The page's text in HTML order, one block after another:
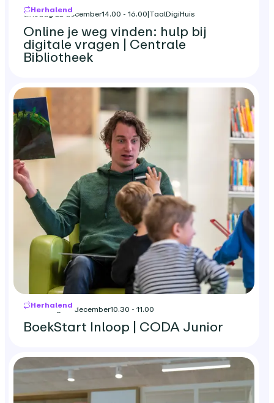
Herhalend
dinsdag 22 december14.00 - 16.00|TaalDigiHuis
Online je weg vinden: hulp bij
digitale vragen | Centrale
Bibliotheek
Herhalend
woensdag 23 december10.30 - 11.00
BoekStart Inloop | CODA Junior